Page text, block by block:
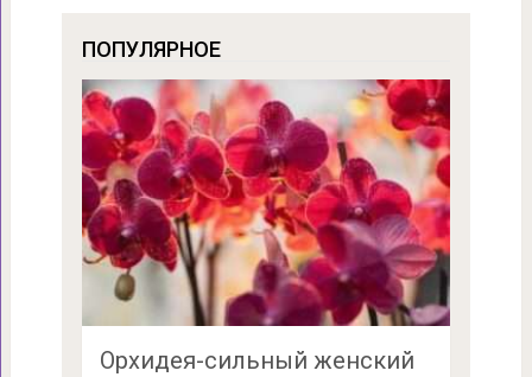
ПОПУЛЯРНОЕ
Орхидея-сильный женский